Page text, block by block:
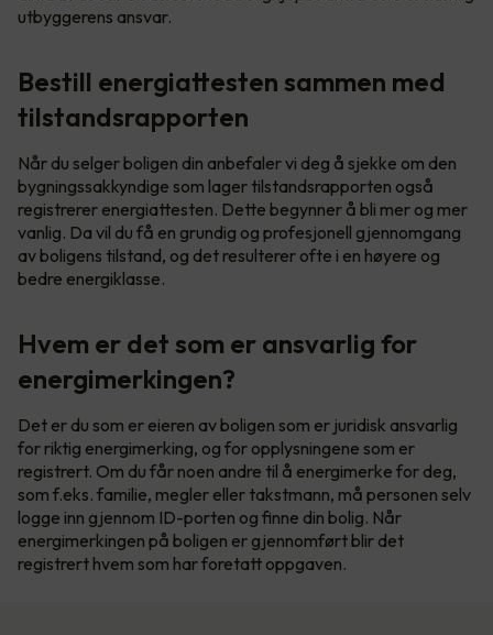
utbyggerens ansvar.
Bestill energiattesten sammen med
tilstandsrapporten
Når du selger boligen din anbefaler vi deg å sjekke om den
bygningssakkyndige som lager tilstandsrapporten også
registrerer energiattesten. Dette begynner å bli mer og mer
vanlig. Da vil du få en grundig og profesjonell gjennomgang
av boligens tilstand, og det resulterer ofte i en høyere og
bedre energiklasse.
Hvem er det som er ansvarlig for
energimerkingen?
Det er du som er eieren av boligen som er juridisk ansvarlig
for riktig energimerking, og for opplysningene som er
registrert. Om du får noen andre til å energimerke for deg,
som f.eks. familie, megler eller takstmann, må personen selv
logge inn gjennom ID-porten og finne din bolig. Når
energimerkingen på boligen er gjennomført blir det
registrert hvem som har foretatt oppgaven.